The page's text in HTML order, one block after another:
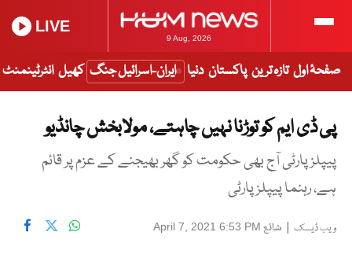
9 Aug, 2026
LIVE
صفحۂ اول تازہ ترین پاکستان دنیا ایران-اسرائیل جنگ کھیل انٹرٹینمنٹ
پی ڈی ایم کو توڑنا نہیں چاہتے، مولابخش چانڈیو
پیپلز پارٹی آج بھی حکومت کو گھر بھیجنے کے عزم پر قائم
ہے، رہنما پیپلز پارٹی
ویب ڈیسک | شائع April 7, 2021 6:53 PM